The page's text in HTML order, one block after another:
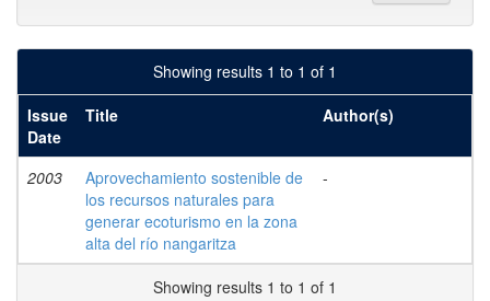
Showing results 1 to 1 of 1
Issue
Date
Title Author(s)
2003
Aprovechamiento sostenible de
los recursos naturales para
generar ecoturismo en la zona
alta del río nangaritza
-
Showing results 1 to 1 of 1